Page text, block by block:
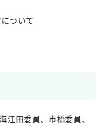
ついて
田委員、市橋委員、